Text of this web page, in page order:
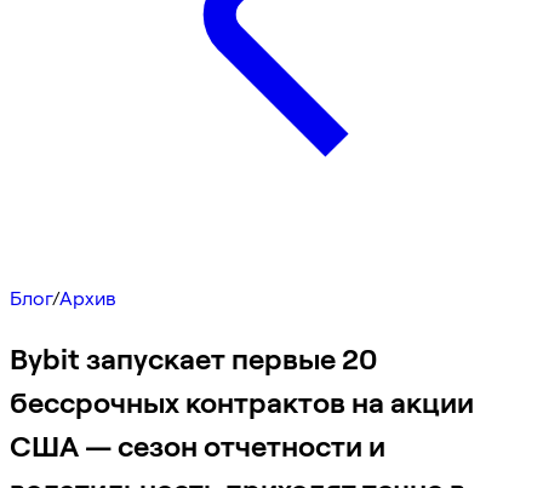
Блог/Архив
Bybit запускает первые 20
бессрочных контрактов на акции
США — сезон отчетности и